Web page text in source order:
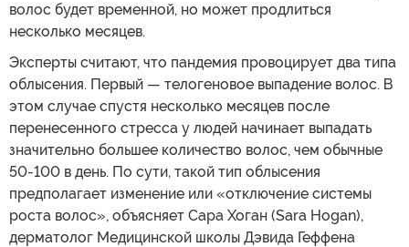
волос будет временной, но может продлиться
несколько месяцев.
Эксперты считают, что пандемия провоцирует два типа
облысения. Первый — телогеновое выпадение волос. В
этом случае спустя несколько месяцев после
перенесенного стресса у людей начинает выпадать
значительно большее количество волос, чем обычные
50-100 в день. По сути, такой тип облысения
предполагает изменение или «отключение системы
роста волос», объясняет Сара Хоган (Sara Hogan),
дерматолог Медицинской школы Дэвида Геффена